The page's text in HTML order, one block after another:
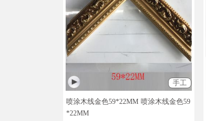
手工
喷涂木线金色59*22MM 喷涂木线金色59
*22MM